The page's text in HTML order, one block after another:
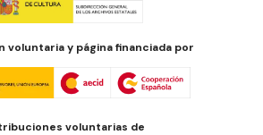
voluntaria y página financiada por
voluntarias de